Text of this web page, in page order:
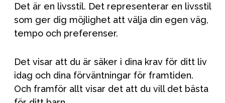
Det är en livsstil. Det representerar en livsstil
som ger dig möjlighet att välja din egen väg,
tempo och preferenser.
Det visar att du är säker i dina krav för ditt liv
idag och dina förväntningar för framtiden.
Och framför allt visar det att du vill det bästa